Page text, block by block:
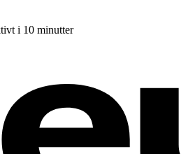
i 10 minutter